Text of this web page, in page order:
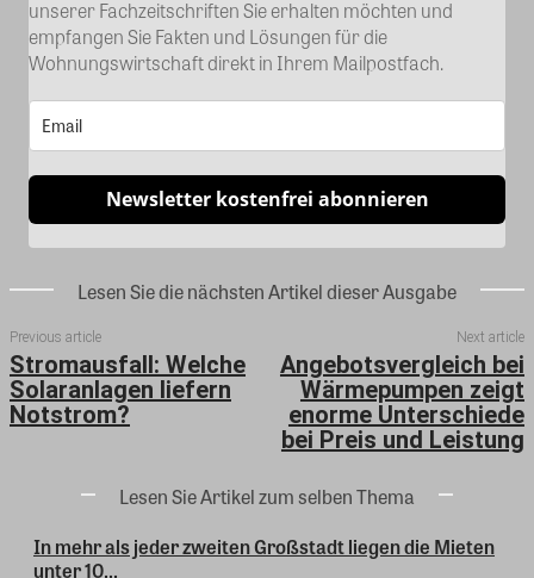
unserer Fachzeitschriften Sie erhalten möchten und
empfangen Sie Fakten und Lösungen für die
Wohnungswirtschaft direkt in Ihrem Mailpostfach.
Newsletter kostenfrei abonnieren
Lesen Sie die nächsten Artikel dieser Ausgabe
Previous article
Stromausfall: Welche
Solaranlagen liefern
Notstrom?
Next article
Angebotsvergleich bei
Wärmepumpen zeigt
enorme Unterschiede
bei Preis und Leistung
Lesen Sie Artikel zum selben Thema
In mehr als jeder zweiten Großstadt liegen die Mieten
unter 10...